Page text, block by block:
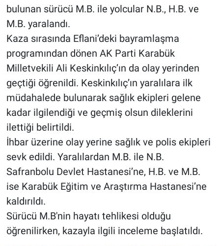
bulunan sürücü M.B. ile yolcular N.B., H.B. ve
M.B. yaralandı.
Kaza sırasında Eflani’deki bayramlaşma
programından dönen AK Parti Karabük
Milletvekili Ali Keskinkılıç’ın da olay yerinden
geçtiği öğrenildi. Keskinkılıç’ın yaralılara ilk
müdahalede bulunarak sağlık ekipleri gelene
kadar ilgilendiği ve geçmiş olsun dileklerini
ilettiği belirtildi.
İhbar üzerine olay yerine sağlık ve polis ekipleri
sevk edildi. Yaralılardan M.B. ile N.B.
Safranbolu Devlet Hastanesi’ne, H.B. ve M.B.
ise Karabük Eğitim ve Araştırma Hastanesi’ne
kaldırıldı.
Sürücü M.B'nin hayatı tehlikesi olduğu
öğrenilirken, kazayla ilgili inceleme başlatıldı.